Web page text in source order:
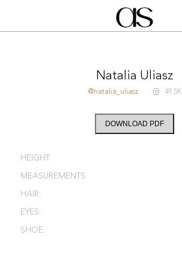
Natalia Uliasz
@natalia_uliasz 49.5K
DOWNLOAD PDF
HEIGHT:
MEASUREMENTS:
HAIR:
EYES:
SHOE: